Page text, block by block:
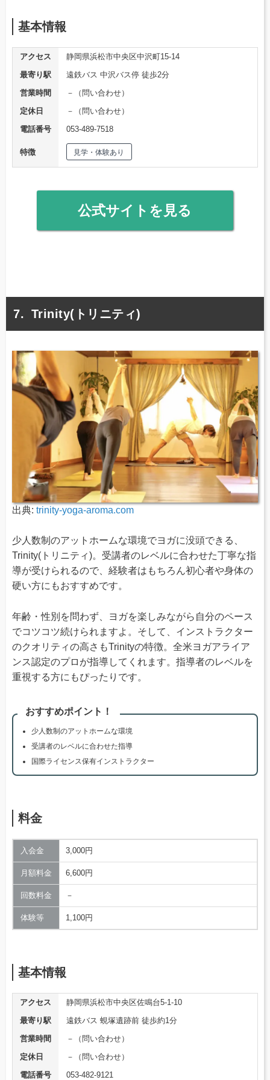
基本情報
アクセス
静岡県浜松市中央区中沢町15-14
最寄り駅
遠鉄バス 中沢バス停 徒歩2分
営業時間
－（問い合わせ）
定休日
－（問い合わせ）
電話番号
053-489-7518
特徴 見学・体験あり
公式サイトを見る
Trinity(トリニティ)
出典: trinity-yoga-aroma.com
少人数制のアットホームな環境でヨガに没頭できる、
Trinity(トリニティ)。受講者のレベルに合わせた丁寧な指
導が受けられるので、経験者はもちろん初心者や身体の
硬い方にもおすすめです。
年齢・性別を問わず、ヨガを楽しみながら自分のペース
でコツコツ続けられますよ。そして、インストラクター
のクオリティの高さもTrinityの特徴。全米ヨガアライア
ンス認定のプロが指導してくれます。指導者のレベルを
重視する方にもぴったりです。
おすすめポイント！
少人数制のアットホームな環境
受講者のレベルに合わせた指導
国際ライセンス保有インストラクター
料金
入会金 3,000円
月額料金 6,600円
回数料金 －
体験等 1,100円
基本情報
アクセス
静岡県浜松市中央区佐鳴台5-1-10
最寄り駅
遠鉄バス 蜆塚遺跡前 徒歩約1分
営業時間
－（問い合わせ）
定休日
－（問い合わせ）
電話番号
053-482-9121